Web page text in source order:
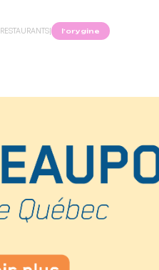
RESTAURANTS| l’orygine